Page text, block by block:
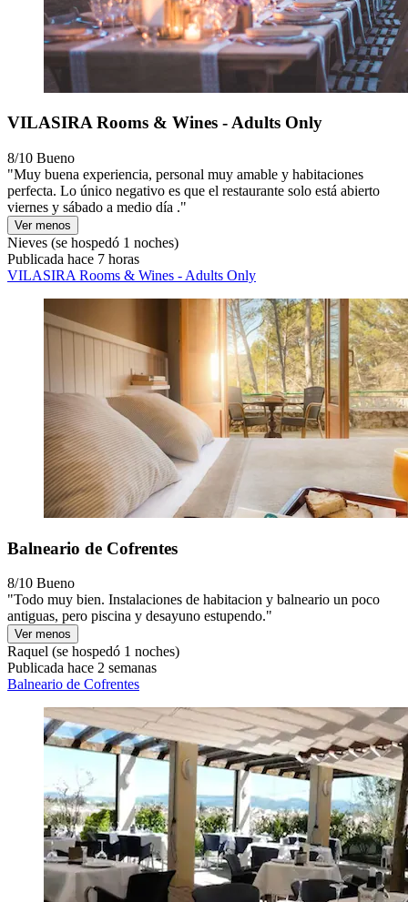
VILASIRA Rooms & Wines - Adults Only
8/10 Bueno
"Muy buena experiencia, personal muy amable y habitaciones
perfecta. Lo único negativo es que el restaurante solo está abierto
viernes y sábado a medio día ."
Ver menos
Nieves (se hospedó 1 noches)
Publicada hace 7 horas
VILASIRA Rooms & Wines - Adults Only
Balneario de Cofrentes
8/10 Bueno
"Todo muy bien. Instalaciones de habitacion y balneario un poco
antiguas, pero piscina y desayuno estupendo."
Ver menos
Raquel (se hospedó 1 noches)
Publicada hace 2 semanas
Balneario de Cofrentes